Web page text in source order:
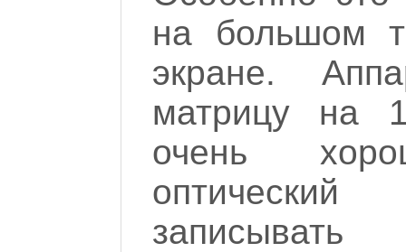
на большом
экране.
матрицу на
очень